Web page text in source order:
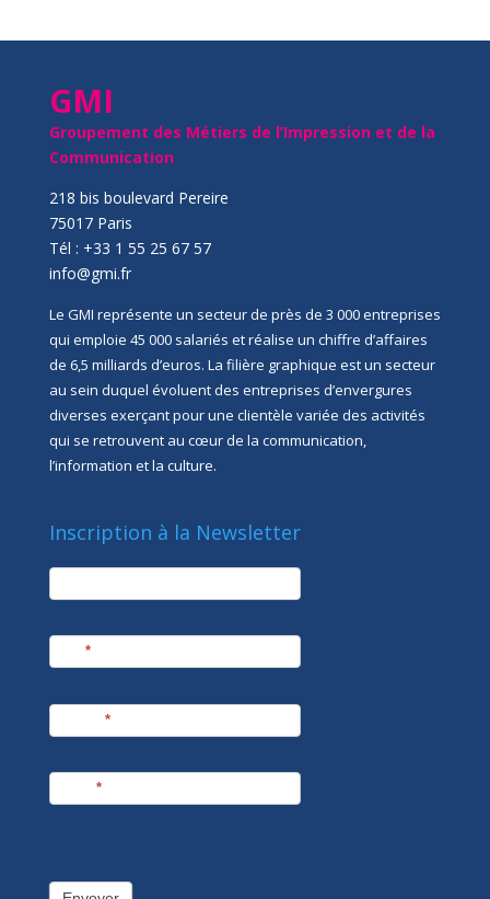
GMI
Groupement des Métiers de l’Impression et de la
Communication
218 bis boulevard Pereire
75017 Paris
Tél : +33 1 55 25 67 57
info@gmi.fr
Le GMI représente un secteur de près de 3 000 entreprises
qui emploie 45 000 salariés et réalise un chiffre d’affaires
de 6,5 milliards d’euros. La filière graphique est un secteur
au sein duquel évoluent des entreprises d’envergures
diverses exerçant pour une clientèle variée des activités
qui se retrouvent au cœur de la communication,
l’information et la culture.
Inscription à la Newsletter
newsletter
*
*
*